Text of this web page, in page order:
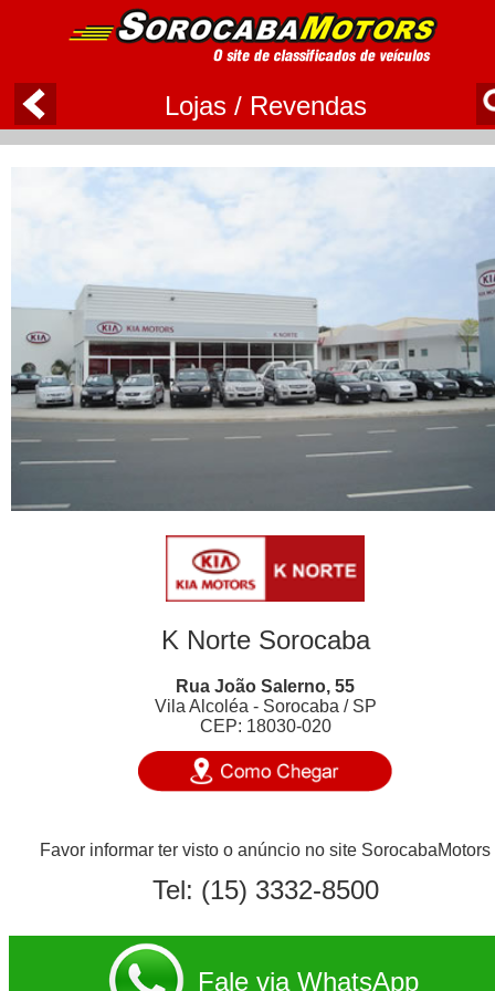
Lojas / Revendas
K Norte Sorocaba
Rua João Salerno, 55
Vila Alcoléa - Sorocaba / SP
CEP: 18030-020
Favor informar ter visto o anúncio no site SorocabaMotors
Tel: (15) 3332-8500
Fale via WhatsApp